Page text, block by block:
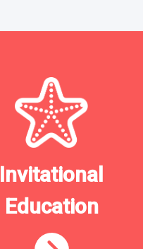
Invitational
Education